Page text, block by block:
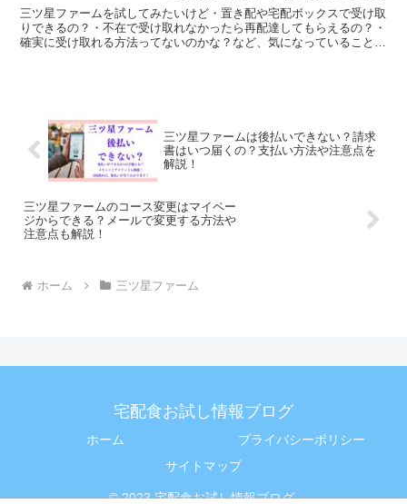
定のやり方も解説！
三ツ星ファームを試してみたいけど・置き配や宅配ボックスで受け取
りできるの？・不在で受け取れなかったら再配達してもらえるの？・
確実に受け取れる方法ってないのかな？など、気になっていることが
三ツ星ファームは後払いできない？請求
書はいつ届くの？支払い方法や注意点を
解説！
三ツ星ファームのコース変更はマイペー
ジからできる？メールで変更する方法や
注意点も解説！
ホーム 三ツ星ファーム
宅配食お試し情報ブログ
ホーム
プライバシーポリシー
サイトマップ
© 2023 宅配食お試し情報ブログ.